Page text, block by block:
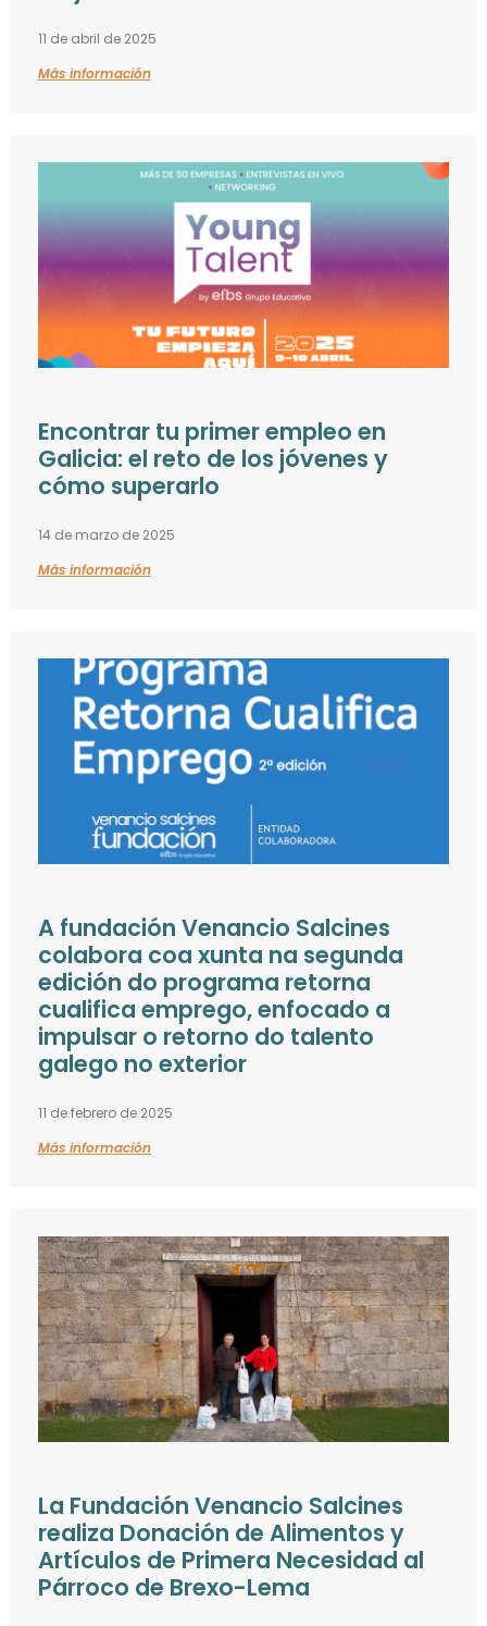
11 de abril de 2025
Más información
Encontrar tu primer empleo en
Galicia: el reto de los jóvenes y
cómo superarlo
14 de marzo de 2025
Más información
A fundación Venancio Salcines
colabora coa xunta na segunda
edición do programa retorna
cualifica emprego, enfocado a
impulsar o retorno do talento
galego no exterior
11 de febrero de 2025
Más información
La Fundación Venancio Salcines
realiza Donación de Alimentos y
Artículos de Primera Necesidad al
Párroco de Brexo-Lema